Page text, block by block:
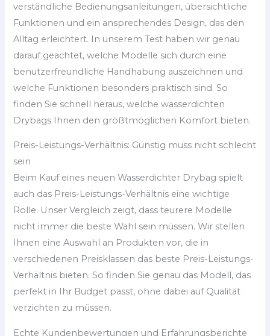
verständliche Bedienungsanleitungen, übersichtliche
Funktionen und ein ansprechendes Design, das den
Alltag erleichtert. In unserem Test haben wir genau
darauf geachtet, welche Modelle sich durch eine
benutzerfreundliche Handhabung auszeichnen und
welche Funktionen besonders praktisch sind. So
finden Sie schnell heraus, welche wasserdichten
Drybags Ihnen den größtmöglichen Komfort bieten.
Preis-Leistungs-Verhältnis: Günstig muss nicht schlecht
sein
Beim Kauf eines neuen Wasserdichter Drybag spielt
auch das Preis-Leistungs-Verhältnis eine wichtige
Rolle. Unser Vergleich zeigt, dass teurere Modelle
nicht immer die beste Wahl sein müssen. Wir stellen
Ihnen eine Auswahl an Produkten vor, die in
verschiedenen Preisklassen das beste Preis-Leistungs-
Verhältnis bieten. So finden Sie genau das Modell, das
perfekt in Ihr Budget passt, ohne dabei auf Qualität
verzichten zu müssen.
Echte Kundenbewertungen und Erfahrungsberichte